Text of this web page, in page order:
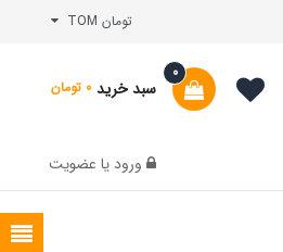
تومان TOM
سبد خرید
0
0 تومان
ورود یا عضویت